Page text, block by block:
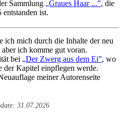
Sammlung „Graues Haar ...”, die
ist.
ich mich durch die Inhalte der neu
ich komme gut voran.
bei „Der Zwerg aus dem Ei”, wo
der Kapitel einpflegen werde.
meiner Autorenseite
31.07.2026